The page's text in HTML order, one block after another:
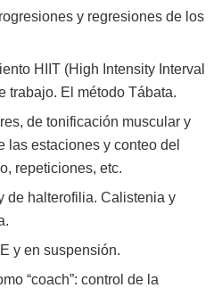
y regresiones de los
HIIT (High Intensity Interval
trabajo. El método Tábata.
de tonificación muscular y
las estaciones y conteo del
repeticiones, etc.
de halterofilia. Calistenia y
y en suspensión.
“coach”: control de la